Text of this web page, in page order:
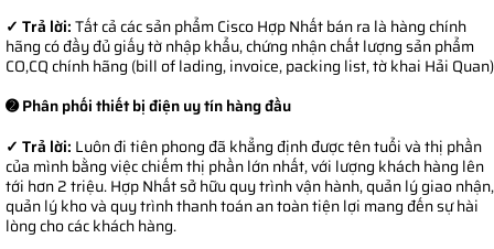
✓ Trả lời:Tất cả các sản phẩm Cisco Hợp Nhất bán ra là hàng chính
hãng có đầy đủ giấy tờ nhập khẩu, chứng nhận chất lượng sản phẩm
CO,CQ chính hãng (bill of lading, invoice, packing list, tờ khai Hải Quan)
➋ Phân phối thiết bị điện uy tín hàng đầu
✓ Trả lời: Luôn đi tiên phong đã khẳng định được tên tuổi và thị phần
của mình bằng việc chiếm thị phần lớn nhất, với lượng khách hàng lên
tới hơn 2 triệu. Hợp Nhất sở hữu quy trình vận hành, quản lý giao nhận,
quản lý kho và quy trình thanh toán an toàn tiện lợi mang đến sự hài
lòng cho các khách hàng.